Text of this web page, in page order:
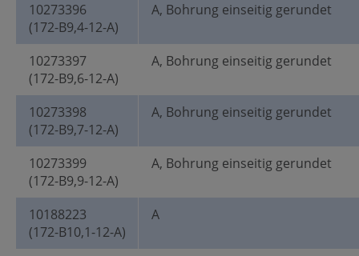
10273396
(172-B9,4-12-A)
A, Bohrung einseitig gerundet
10273397
(172-B9,6-12-A)
A, Bohrung einseitig gerundet
10273398
(172-B9,7-12-A)
A, Bohrung einseitig gerundet
10273399
(172-B9,9-12-A)
A, Bohrung einseitig gerundet
10188223
(172-B10,1-12-A)
A